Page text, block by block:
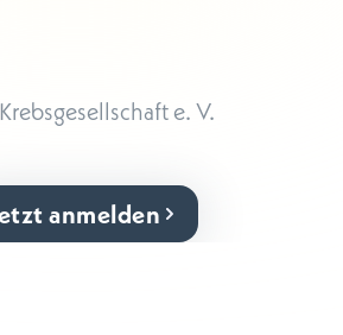
e. V.
anmelden